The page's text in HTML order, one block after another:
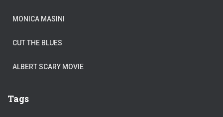
MONICA MASINI
CUT THE BLUES
ALBERT SCARY MOVIE
Tags